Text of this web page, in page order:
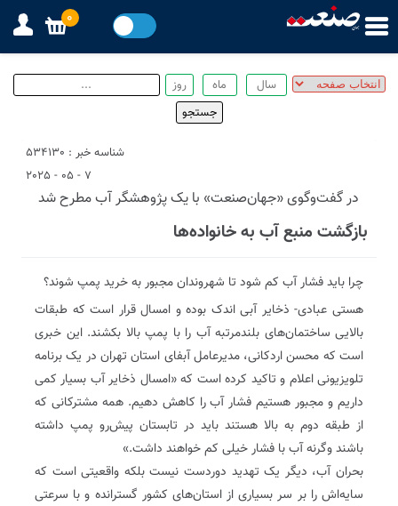
شناسه خبر : 534130
7 - 05 - 2025
در گفت‌وگوی «جهان‌صنعت» با یک پژوهشگر آب مطرح شد
بازگشت منبع آب به خانواده‌ها
چرا باید فشار آب کم شود تا شهروندان مجبور به خرید پمپ شوند؟
هستی عبادی- ذخایر آبی اندک بوده و امسال قرار است که طبقات
بالایی ساختمان‌های بلندمرتبه آب را با پمپ بالا بکشند. این خبری
است که محسن اردکانی، مدیرعامل آبفای استان تهران در یک برنامه
تلویزیونی اعلام و تاکید کرده است که «امسال ذخایر آب بسیار کمی
داریم و مجبور هستیم فشار آب را کاهش دهیم. همه مشترکانی که
از طبقه دوم به بالا هستند باید در تابستان پیش‌رو پمپ داشته
باشند وگرنه آب با فشار خیلی کم خواهند داشت.»
بحران آب، دیگر یک تهدید دوردست نیست بلکه واقعیتی است که
سایه‌اش را بر سر بسیاری از استان‌های کشور گسترانده و با سرعتی
0